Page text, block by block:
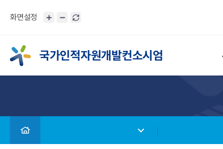
화면설정
국가인적자원개발컨소시엄